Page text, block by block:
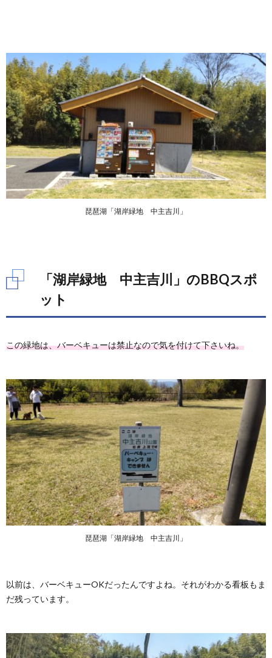
琵琶湖「湖岸緑地 中主吉川」
「湖岸緑地 中主吉川」のBBQスポ
ット
この緑地は、バーベキューは禁止なので気を付けて下さいね。
琵琶湖「湖岸緑地 中主吉川」
以前は、バーベキューOKだったんですよね。それがわかる看板もま
だ残っています。